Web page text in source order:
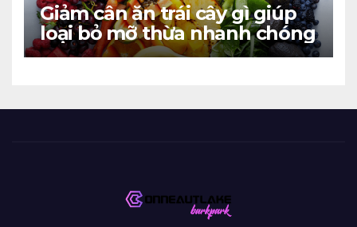
Giảm cân ăn trái cây gì giúp
loại bỏ mỡ thừa nhanh chóng